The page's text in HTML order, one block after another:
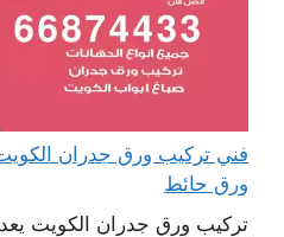
ورق حائط
تركيب ورق جدران الكويت